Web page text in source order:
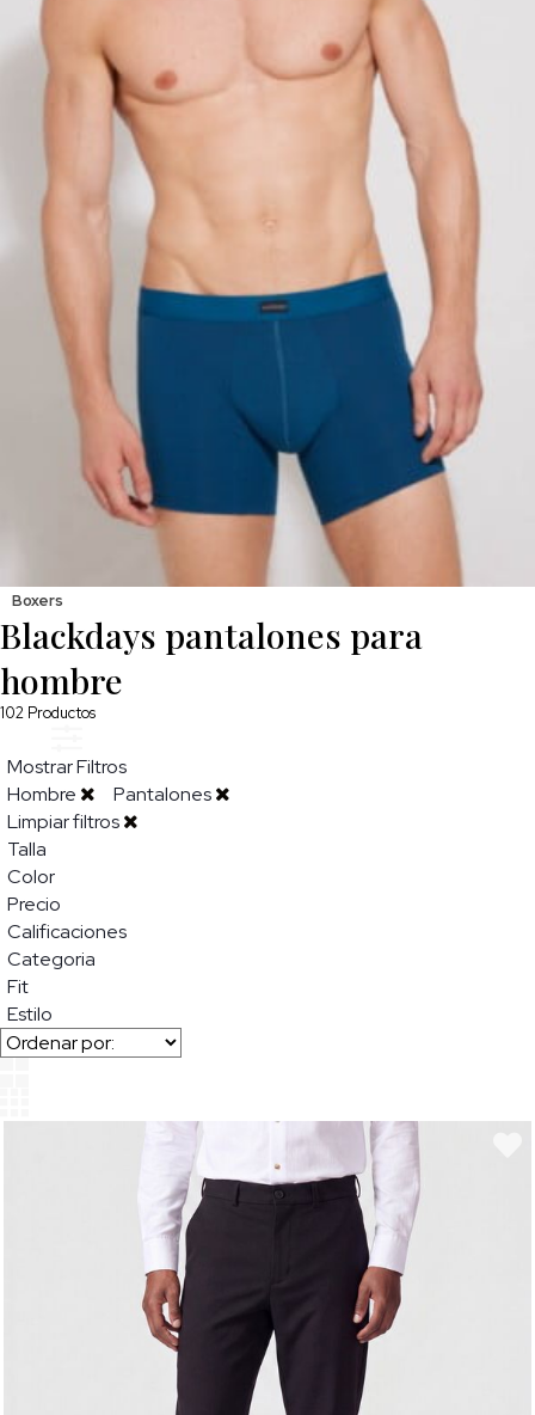
Boxers
Blackdays pantalones para
hombre
102 Productos
Mostrar Filtros
Hombre
Pantalones
Limpiar filtros
Talla
Color
Precio
Calificaciones
Categoria
Fit
Estilo